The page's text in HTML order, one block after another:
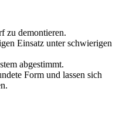
zu demontieren.
Einsatz unter schwierigen
abgestimmt.
Form und lassen sich